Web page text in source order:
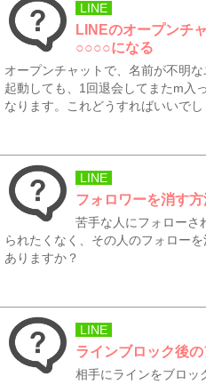
LINE
LINEのオープンチ
○○○○になる
オープンチャットで、名前が不明
起動しても、1回退会してまたm入
なります。これどうすればいいで
LINE
フォロワーを消す方
苦手な人にフォローさ
られたくなく、その人のフォロー
ありますか？
LINE
ラインブロック後
相手にラインをブロッ